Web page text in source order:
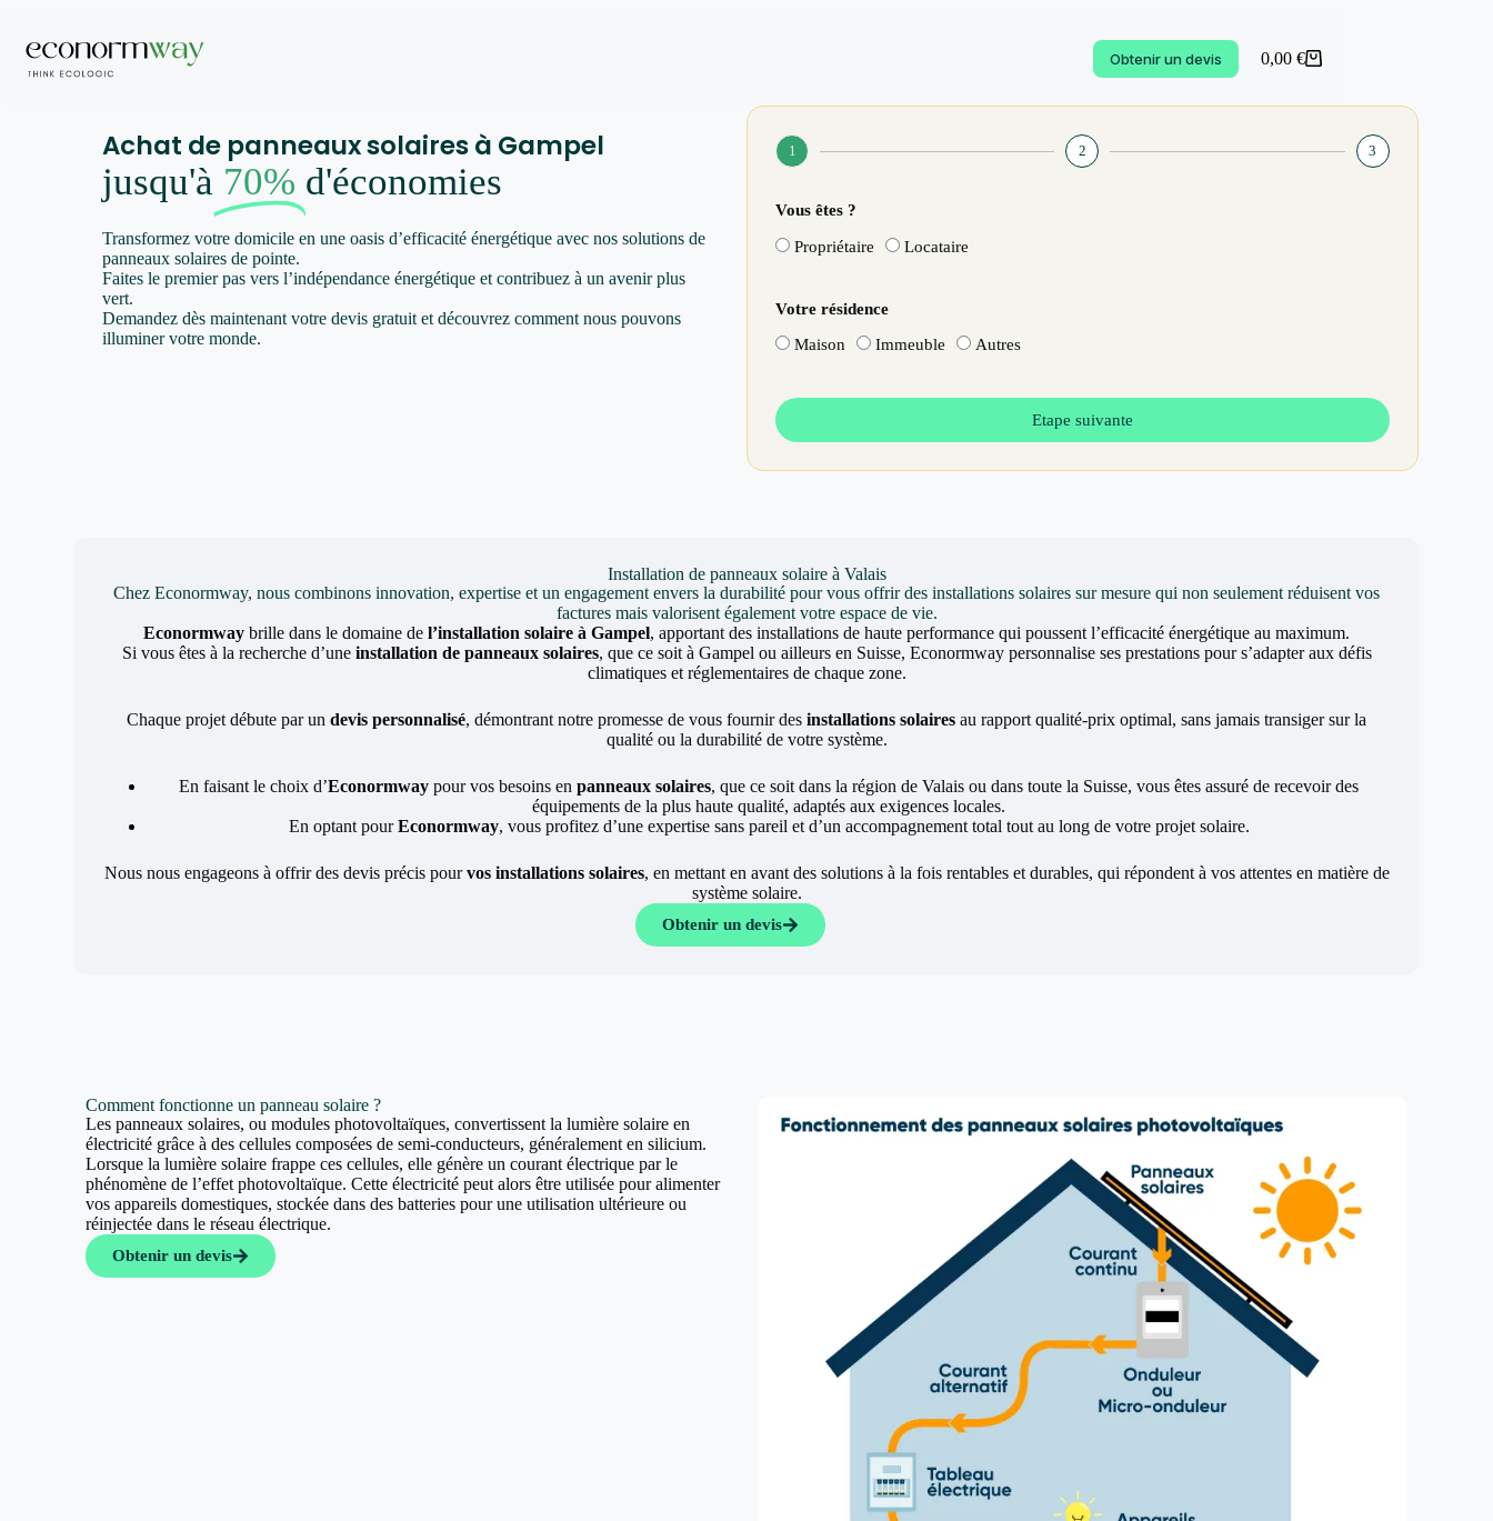
Obtenir un devis 0,00 €
Achat de panneaux solaires à Gampel
jusqu'à 70% d'économies
Transformez votre domicile en une oasis d’efficacité énergétique avec nos solutions de
panneaux solaires de pointe.
Faites le premier pas vers l’indépendance énergétique et contribuez à un avenir plus
vert.
Demandez dès maintenant votre devis gratuit et découvrez comment nous pouvons
illuminer votre monde.
1 2 3
Vous êtes ?
Propriétaire Locataire
Votre résidence
Maison Immeuble Autres
Etape suivante
Installation de panneaux solaire à Valais
Chez Econormway, nous combinons innovation, expertise et un engagement envers la durabilité pour vous offrir des installations solaires sur mesure qui non seulement réduisent vos
factures mais valorisent également votre espace de vie.
Econormway brille dans le domaine de l’installation solaire à Gampel, apportant des installations de haute performance qui poussent l’efficacité énergétique au maximum.
Si vous êtes à la recherche d’une installation de panneaux solaires, que ce soit à Gampel ou ailleurs en Suisse, Econormway personnalise ses prestations pour s’adapter aux défis
climatiques et réglementaires de chaque zone.
Chaque projet débute par un devis personnalisé, démontrant notre promesse de vous fournir des installations solaires au rapport qualité-prix optimal, sans jamais transiger sur la
qualité ou la durabilité de votre système.
En faisant le choix d’Econormway pour vos besoins en panneaux solaires, que ce soit dans la région de Valais ou dans toute la Suisse, vous êtes assuré de recevoir des
équipements de la plus haute qualité, adaptés aux exigences locales.
En optant pourEconormway, vous profitez d’une expertise sans pareil et d’un accompagnement total tout au long de votre projet solaire.
Nous nous engageons à offrir des devis précis pourvos installations solaires, en mettant en avant des solutions à la fois rentables et durables, qui répondent à vos attentes en matière de
système solaire.
Obtenir un devis
Comment fonctionne un panneau solaire ?
Les panneaux solaires, ou modules photovoltaïques, convertissent la lumière solaire en
électricité grâce à des cellules composées de semi-conducteurs, généralement en silicium.
Lorsque la lumière solaire frappe ces cellules, elle génère un courant électrique par le
phénomène de l’effet photovoltaïque. Cette électricité peut alors être utilisée pour alimenter
vos appareils domestiques, stockée dans des batteries pour une utilisation ultérieure ou
réinjectée dans le réseau électrique.
Obtenir un devis